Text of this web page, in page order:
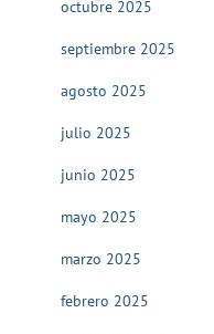
octubre 2025
septiembre 2025
agosto 2025
julio 2025
junio 2025
mayo 2025
marzo 2025
febrero 2025